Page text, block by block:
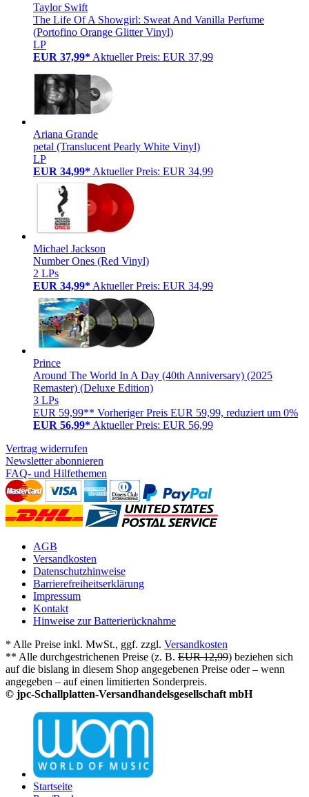
Taylor Swift
The Life Of A Showgirl: Sweat And Vanilla Perfume
(Portofino Orange Glitter Vinyl)
LP
EUR 37,99* Aktueller Preis: EUR 37,99
Ariana Grande
petal (Translucent Pearly White Vinyl)
LP
EUR 34,99* Aktueller Preis: EUR 34,99
Michael Jackson
Number Ones (Red Vinyl)
2 LPs
EUR 34,99* Aktueller Preis: EUR 34,99
Prince
Around The World In A Day (40th Anniversary) (2025
Remaster) (Deluxe Edition)
3 LPs
EUR 59,99** Vorheriger Preis EUR 59,99, reduziert um 0%
EUR 56,99* Aktueller Preis: EUR 56,99
Vertrag widerrufen
Newsletter abonnieren
FAQ- und Hilfethemen
AGB
Versandkosten
Datenschutzhinweise
Barrierefreiheitserklärung
Impressum
Kontakt
Hinweise zur Batterierücknahme
* Alle Preise inkl. MwSt., ggf. zzgl. Versandkosten
** Alle durchgestrichenen Preise (z. B. EUR 12,99) beziehen sich
auf die bislang in diesem Shop angegebenen Preise oder – wenn
angegeben – auf einen limitierten Sonderpreis.
© jpc-Schallplatten-Versandhandelsgesellschaft mbH
Startseite